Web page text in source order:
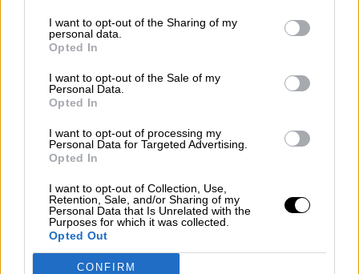
I want to opt-out of the Sharing of my
personal data.
Opted In
I want to opt-out of the Sale of my
Personal Data.
Opted In
I want to opt-out of processing my
Personal Data for Targeted Advertising.
Opted In
I want to opt-out of Collection, Use,
Retention, Sale, and/or Sharing of my
Personal Data that Is Unrelated with the
Purposes for which it was collected.
Opted Out
CONFIRM
La palabra en el ambiente
donde se mueve el poeta,
en el aliento de su pasado,
en los cinco sentidos y alguno más,
en su recorrido a través de las emociones,
del mar y del viento,